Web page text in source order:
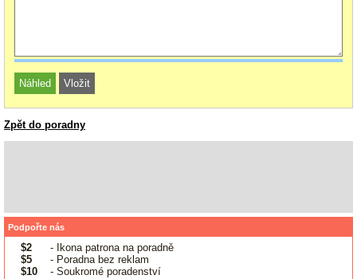
Zpět do poradny
Podpořte nás
$2
- Ikona patrona na poradně
$5
- Poradna bez reklam
$10
- Soukromé poradenství